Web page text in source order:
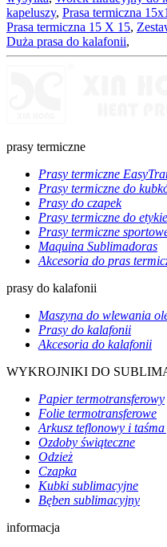
kapeluszy, Prasa termiczna
Prasa termiczna 15 X 15,
Duża prasa do kalafonii,
prasy termiczne
Prasy termiczne
Prasy termiczne do
Prasy do czapek
Prasy termiczne do
Prasy termiczne
Maquina Sublimadoras
Akcesoria do pras
prasy do kalafonii
Maszyna do wlewania
Prasy do kalafonii
Akcesoria do kalafonii
WYKROJNIKI DO
Papier termotransferowy
Folie termotransferowe
Arkusz teflonowy i
Ozdoby świąteczne
Odzież
Czapka
Kubki sublimacyjne
Bęben sublimacyjny
informacja